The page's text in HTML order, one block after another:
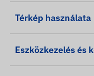
Térkép használata
Eszközkezelés és